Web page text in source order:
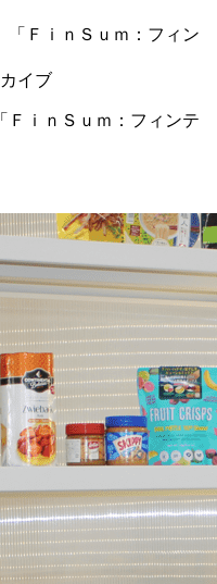
イブ
ＦｉｎＳｕｍ：フィンテ